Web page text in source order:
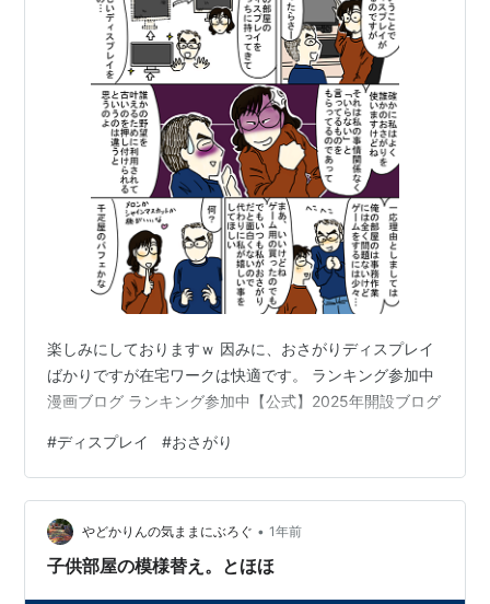
楽しみにしておりますｗ 因みに、おさがりディスプレイ
ばかりですが在宅ワークは快適です。 ランキング参加中
漫画ブログ ランキング参加中【公式】2025年開設ブログ
#ディスプレイ #おさがり
やどかりんの気ままにぶろぐ • 1年前
子供部屋の模様替え。とほほ